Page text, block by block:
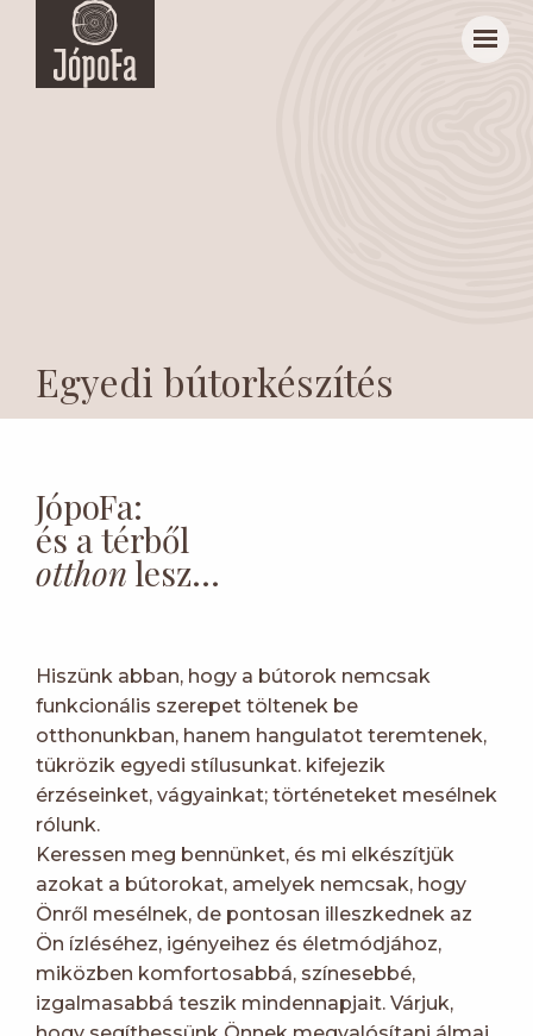
Egyedi bútorkészítés
JópoFa:
és a térből
otthon lesz…
Hiszünk abban, hogy a bútorok nemcsak
funkcionális szerepet töltenek be
otthonunkban, hanem hangulatot teremtenek,
tükrözik egyedi stílusunkat. kifejezik
érzéseinket, vágyainkat; történeteket mesélnek
rólunk.
Keressen meg bennünket, és mi elkészítjük
azokat a bútorokat, amelyek nemcsak, hogy
Önről mesélnek, de pontosan illeszkednek az
Ön ízléséhez, igényeihez és életmódjához,
miközben komfortosabbá, színesebbé,
izgalmasabbá teszik mindennapjait. Várjuk,